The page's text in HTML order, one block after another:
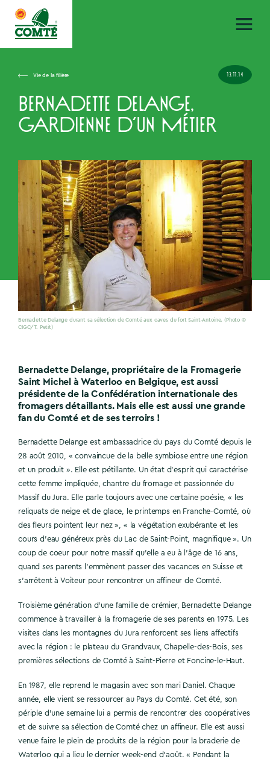
Vie de la filière 13.11.14
Bernadette Delange,
gardienne d’un métier
Bernadette Delange durant sa sélection de Comté aux caves du fort Saint-Antoine. (Photo ©
CIGC/T. Petit)
Bernadette Delange, propriétaire de la Fromagerie
Saint Michel à Waterloo en Belgique, est aussi
présidente de la Confédération internationale des
fromagers détaillants. Mais elle est aussi une grande
fan du Comté et de ses terroirs !
Bernadette Delange est ambassadrice du pays du Comté depuis le
28 août 2010, « convaincue de la belle symbiose entre une région
et un produit ». Elle est pétillante. Un état d’esprit qui caractérise
cette femme impliquée, chantre du fromage et passionnée du
Massif du Jura. Elle parle toujours avec une certaine poésie, « les
reliquats de neige et de glace, le printemps en Franche-Comté, où
des fleurs pointent leur nez », « la végétation exubérante et les
cours d’eau généreux près du Lac de Saint-Point, magnifique ». Un
coup de coeur pour notre massif qu’elle a eu à l’âge de 16 ans,
quand ses parents l’emmènent passer des vacances en Suisse et
s’arrêtent à Voiteur pour rencontrer un affineur de Comté.
Troisième génération d’une famille de crémier, Bernadette Delange
commence à travailler à la fromagerie de ses parents en 1975. Les
visites dans les montagnes du Jura renforcent ses liens affectifs
avec la région : le plateau du Grandvaux, Chapelle-des-Bois, ses
premières sélections de Comté à Saint-Pierre et Foncine-le-Haut.
En 1987, elle reprend le magasin avec son mari Daniel. Chaque
année, elle vient se ressourcer au Pays du Comté. Cet été, son
périple d’une semaine lui a permis de rencontrer des coopératives
et de suivre sa sélection de Comté chez un affineur. Elle est aussi
venue faire le plein de produits de la région pour la braderie de
Waterloo qui a lieu le dernier week-end d’août. « Pendant la